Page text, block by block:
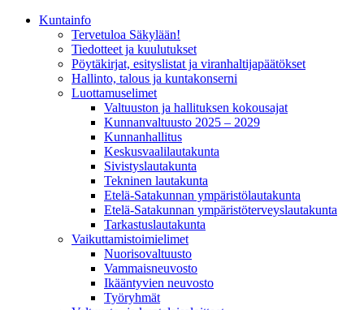
Kunta­info
Tervetuloa Säkylään!
Tiedotteet ja kuulutukset
Pöytäkirjat, esityslistat ja viranhaltijapäätökset
Hallinto, talous ja kuntakonserni
Luottamuselimet
Valtuuston ja hallituksen kokousajat
Kunnanvaltuusto 2025 – 2029
Kunnanhallitus
Keskusvaalilautakunta
Sivistyslautakunta
Tekninen lautakunta
Etelä-Satakunnan ympäristölautakunta
Etelä-Satakunnan ympäristöterveyslautakunta
Tarkastuslautakunta
Vaikuttamistoimielimet
Nuorisovaltuusto
Vammaisneuvosto
Ikääntyvien neuvosto
Työryhmät